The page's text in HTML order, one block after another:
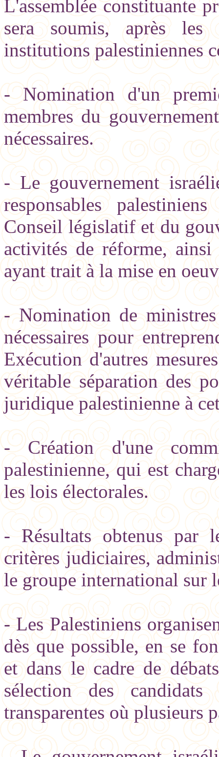
L'assemblée constituante
sera soumis, après les
institutions palestiniennes
- Nomination d'un
membres du
nécessaires.
- Le gouvernement
responsables
Conseil législatif et du
activités de réforme, ainsi
ayant trait à la mise en
- Nomination de
nécessaires pour
Exécution d'autres
véritable séparation des
juridique palestinienne à
- Création d'une
palestinienne, qui est
les lois électorales.
- Résultats obtenus par
critères judiciaires,
le groupe international sur
- Les Palestiniens
dès que possible, en se
et dans le cadre de
sélection des candidats
transparentes où plusieurs